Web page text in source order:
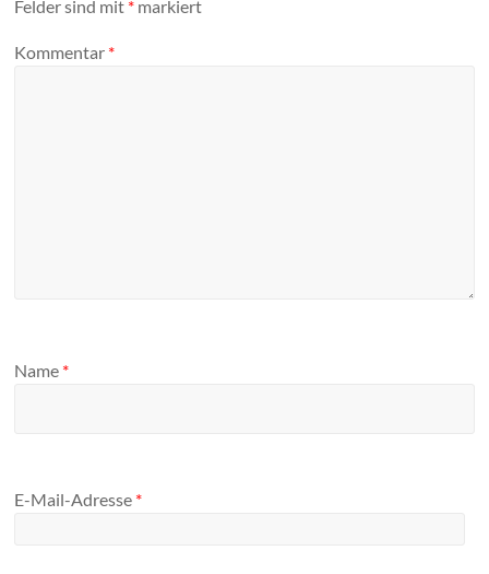
Felder sind mit * markiert
Kommentar *
Name *
E-Mail-Adresse *